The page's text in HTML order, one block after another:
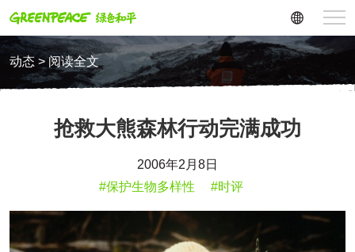
动态 > 阅读全文
抢救大熊森林行动完满成功
2006年2月8日
#保护生物多样性
#时评